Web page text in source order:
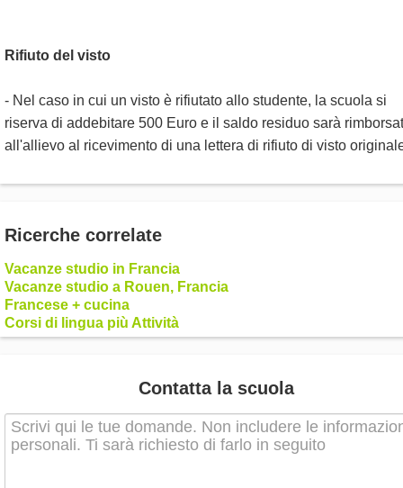
Rifiuto del visto
- Nel caso in cui un visto è rifiutato allo studente, la scuola si
riserva di addebitare 500 Euro e il saldo residuo sarà
all'allievo al ricevimento di una lettera di rifiuto di visto
Ricerche correlate
Vacanze studio in Francia
Vacanze studio a Rouen, Francia
Francese + cucina
Corsi di lingua più Attività
Contatta la scuola